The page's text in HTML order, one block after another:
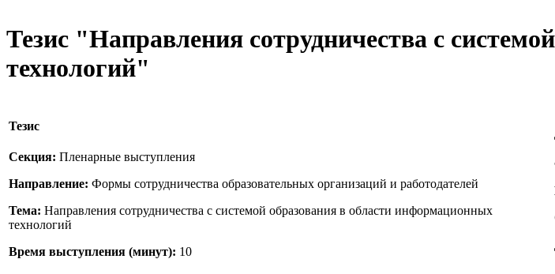
Тезис "Направления сотрудничества с
технологий"
Тезис
Секция: Пленарные выступления
Направление: Формы сотрудничества образовательных организаций и работодателей
Тема: Направления сотрудничества с системой образования в области информационных
технологий
Время выступления (минут): 10